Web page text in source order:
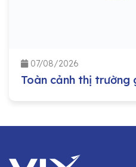
07/08/2026
Toàn cảnh thị trường